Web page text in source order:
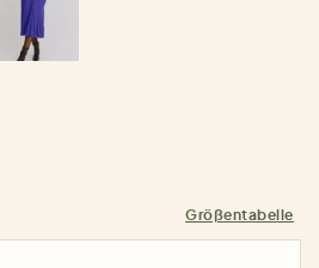
Größentabelle